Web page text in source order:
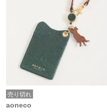
売り切れ
aoneco